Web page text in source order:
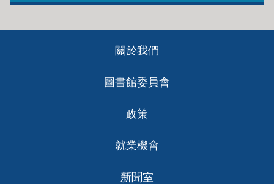
關於我們
圖書館委員會
政策
就業機會
新聞室